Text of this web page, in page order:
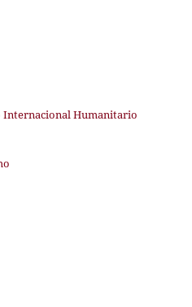
Internacional Humanitario